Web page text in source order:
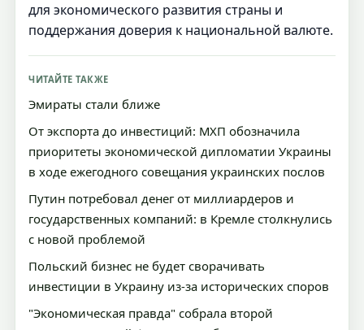
для экономического развития страны и
поддержания доверия к национальной валюте.
ЧИТАЙТЕ ТАКЖЕ
Эмираты стали ближе
От экспорта до инвестиций: МХП обозначила
приоритеты экономической дипломатии Украины
в ходе ежегодного совещания украинских послов
Путин потребовал денег от миллиардеров и
государственных компаний: в Кремле столкнулись
с новой проблемой
Польский бизнес не будет сворачивать
инвестиции в Украину из-за исторических споров
"Экономическая правда" собрала второй